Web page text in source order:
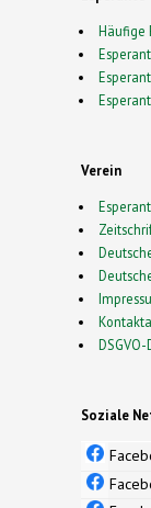
Häufige
Verein
Soziale